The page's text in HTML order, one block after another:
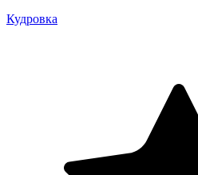
Кудровка